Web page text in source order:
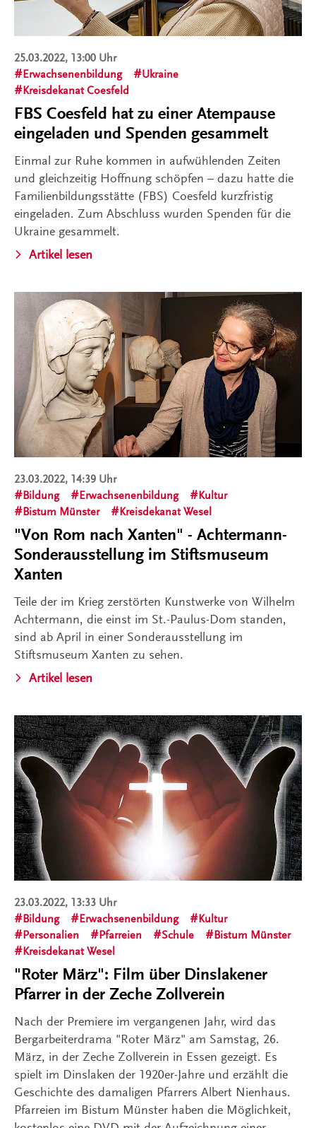
25.03.2022, 13:00 Uhr
Erwachsenenbildung
Ukraine
Kreisdekanat Coesfeld
FBS Coesfeld hat zu einer Atempause
eingeladen und Spenden gesammelt
Einmal zur Ruhe kommen in aufwühlenden Zeiten
und gleichzeitig Hoffnung schöpfen – dazu hatte die
Familienbildungsstätte (FBS) Coesfeld kurzfristig
eingeladen. Zum Abschluss wurden Spenden für die
Ukraine gesammelt.
Artikel lesen
23.03.2022, 14:39 Uhr
Bildung
Erwachsenenbildung
Kultur
Bistum Münster
Kreisdekanat Wesel
"Von Rom nach Xanten" - Achtermann-
Sonderausstellung im Stiftsmuseum
Xanten
Teile der im Krieg zerstörten Kunstwerke von Wilhelm
Achtermann, die einst im St.-Paulus-Dom standen,
sind ab April in einer Sonderausstellung im
Stiftsmuseum Xanten zu sehen.
Artikel lesen
23.03.2022, 13:33 Uhr
Bildung
Erwachsenenbildung
Kultur
Personalien
Pfarreien Schule
Bistum Münster
Kreisdekanat Wesel
"Roter März": Film über Dinslakener
Pfarrer in der Zeche Zollverein
Nach der Premiere im vergangenen Jahr, wird das
Bergarbeiterdrama "Roter März" am Samstag, 26.
März, in der Zeche Zollverein in Essen gezeigt. Es
spielt im Dinslaken der 1920er-Jahre und erzählt die
Geschichte des damaligen Pfarrers Albert Nienhaus.
Pfarreien im Bistum Münster haben die Möglichkeit,